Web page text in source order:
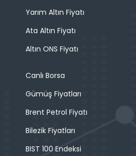
Yarım Altın Fiyatı
Ata Altın Fiyatı
Altın ONS Fiyatı
Canlı Borsa
Gümüş Fiyatları
Brent Petrol Fiyatı
Bilezik Fiyatları
BIST 100 Endeksi